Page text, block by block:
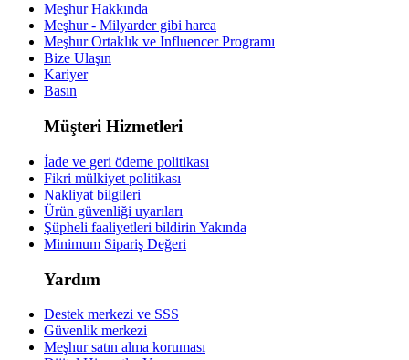
Meşhur Hakkında
Meşhur - Milyarder gibi harca
Meşhur Ortaklık ve Influencer Programı
Bize Ulaşın
Kariyer
Basın
Müşteri Hizmetleri
İade ve geri ödeme politikası
Fikri mülkiyet politikası
Nakliyat bilgileri
Ürün güvenliği uyarıları
Şüpheli faaliyetleri bildirin Yakında
Minimum Sipariş Değeri
Yardım
Destek merkezi ve SSS
Güvenlik merkezi
Meşhur satın alma koruması